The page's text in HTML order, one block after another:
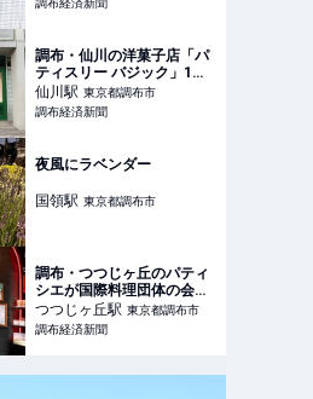
調布経済新聞
調布・仙川の洋菓子店「パ
ティスリー バジック」1周
年 感謝フェアも
仙川駅 東京都調布市
調布経済新聞
夜風にラベンダー
国領駅 東京都調布市
調布・つつじヶ丘のパティ
シエが国際料理団体の会員
に 日本人で唯一
つつじヶ丘駅 東京都調布市
調布経済新聞